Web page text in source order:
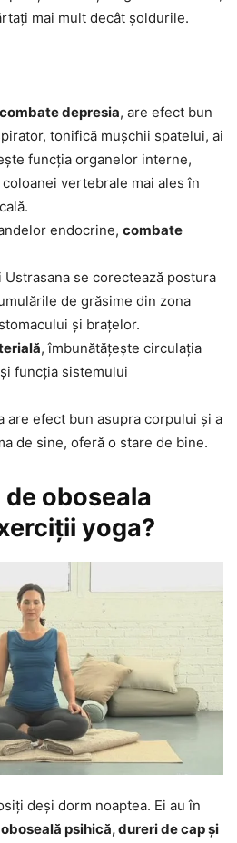
mai mult decât șoldurile.
combate depresia, are efect bun
tonifică mușchii spatelui, ai
funcția organelor interne,
vertebrale mai ales în
endocrine, combate
se corectează postura
de grăsime din zona
și brațelor.
, îmbunătățește circulația
funcția sistemului
are efect bun asupra corpului și a
de sine, oferă o stare de bine.
oboseala
yoga?
deși dorm noaptea. Ei au în
oboseală psihică, dureri de cap și